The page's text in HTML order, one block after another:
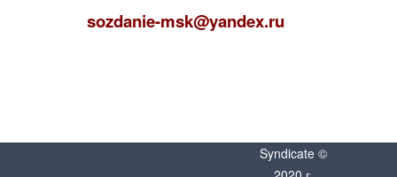
sozdanie-msk@yandex.ru
Syndicate ©